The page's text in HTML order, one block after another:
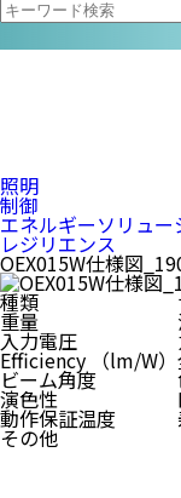
照明
制御
エネルギーソリュー
レジリエンス
OEX015W仕様図
種類
重量
入力電圧
Efficiency （lm/W）
ビーム角度
演色性
動作保証温度
その他